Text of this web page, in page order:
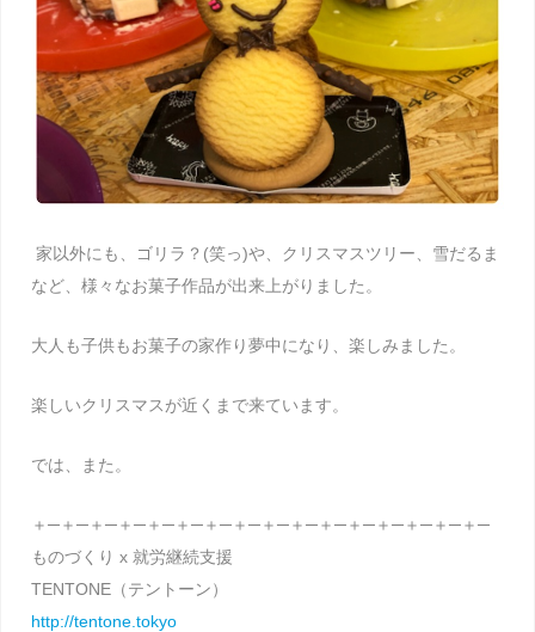
家以外にも、ゴリラ？(笑っ)や、クリスマスツリー、雪だるま
など、様々なお菓子作品が出来上がりました。
大人も子供もお菓子の家作り夢中になり、楽しみました。
楽しいクリスマスが近くまで来ています。
では、また。
＋─＋─＋─＋─＋─＋─＋─＋─＋─＋─＋─＋─＋─＋─＋─＋─
ものづくり x 就労継続支援
TENTONE（テントーン）
http://tentone.tokyo